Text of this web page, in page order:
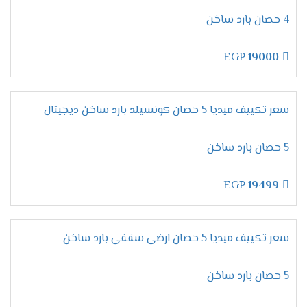
على مكانة عالية فى الاسواق ولتلك السبب تحصل
المنخفضة المناسبة لجميع العملاء .
تقدم لنا الشركة أرقام يتم استخدامها لكى يتم طلب
المكيف فقط اتصل علينا واختار المكيف المناسب لك
وأطلبه وسيتم ارسالة لحد باب البيت وجميع الاسعار
ضمان تكييف ميديا 2026
مهما تكلمنا عن مميزات وإمكانيات تكييف ميديا لا
تنتهى أبدا لأنه جهاز متكامل يجعلنا مستمتعين
بأوقاتنا نستطيع استخدامه فى جميع الاوقات كما أن
الشركة توفر لنا معه ضمان لمدة خمس سنوات شاملة
اسعار تكييف ميديا 2024
4 حصان بارد ساخن
19000
سعر تكييف ميديا 5 حصان كونسيلد بارد ساخن ديجيتال
5 حصان بارد ساخن
19499
سعر تكييف ميديا 5 حصان ارضى سقفى بارد ساخن
5 حصان بارد ساخن